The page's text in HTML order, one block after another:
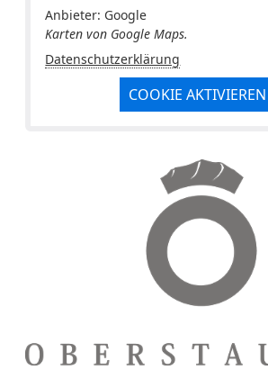
Anbieter: Google
Karten von Google Maps.
Datenschutzerklärung
COOKIE AKTIVIEREN